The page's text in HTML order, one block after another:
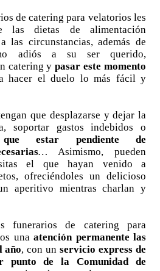
de catering para velatorios les
las dietas de alimentación
las circunstancias, además de
adiós a su ser querido,
catering ypasar este momento
hacer el duelo lo más fácil y
que desplazarse y dejar la
soportar gastos indebidos o
estar pendiente de
… Asimismo, pueden
el que hayan venido a
ofreciéndoles un delicioso
aperitivo mientras charlan y
funerarios de catering para
una atención permanente las
año, con unservicio express de
punto de la Comunidad de